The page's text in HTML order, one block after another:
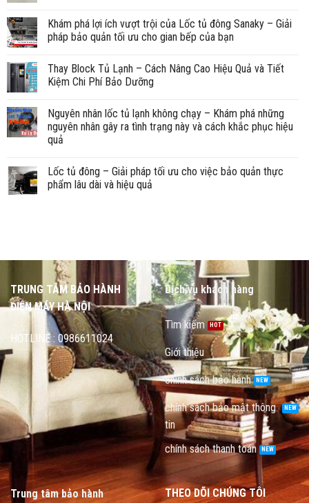
Khám phá lợi ích vượt trội của Lốc tủ đông Sanaky – Giải
pháp bảo quản tối ưu cho gian bếp của bạn
Thay Block Tủ Lạnh – Cách Nâng Cao Hiệu Quả và Tiết
Kiệm Chi Phí Bảo Dưỡng
Nguyên nhân lốc tủ lạnh không chạy – Khám phá những
nguyên nhân gây ra tình trạng này và cách khắc phục hiệu
quả
Lốc tủ đông – Giải pháp tối ưu cho việc bảo quản thực
phẩm lâu dài và hiệu quả
TRUNG TÂM BẢO HÀNH
ĐIỆN MÁY HÀ NỘI
HOTLINE : 0986611024
Dịch vụ khách hàng
Tìm kiếm
Giới thiệu
chính sách bảo hành
chính sách bảo mật thông
tin
chính sách thanh toán
Trung tâm bảo hành THEO DÕI CHÚNG TÔI